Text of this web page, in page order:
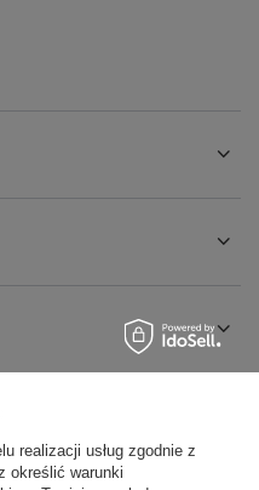
realizacji usług zgodnie z
określić warunki